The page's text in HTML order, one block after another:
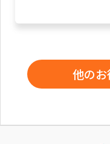
他の